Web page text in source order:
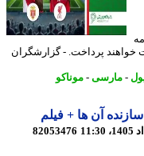
خواهند پرداخت. - گزارشگران
مارسی -موناکو
آن ها + فیلم
82053476